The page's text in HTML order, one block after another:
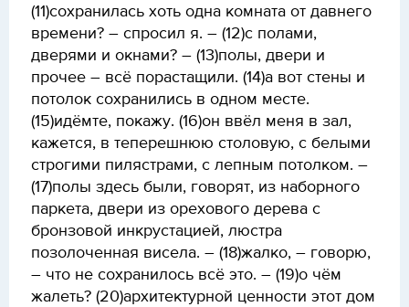
(11)сохранилась хоть одна комната от давнего
времени? – спросил я. – (12)с полами,
дверями и окнами? – (13)полы, двери и
прочее – всё порастащили. (14)а вот стены и
потолок сохранились в одном месте.
(15)идёмте, покажу. (16)он ввёл меня в зал,
кажется, в теперешнюю столовую, с белыми
строгими пилястрами, с лепным потолком. –
(17)полы здесь были, говорят, из наборного
паркета, двери из орехового дерева с
бронзовой инкрустацией, люстра
позолоченная висела. – (18)жалко, – говорю,
– что не сохранилось всё это. – (19)о чём
жалеть? (20)архитектурной ценности этот дом